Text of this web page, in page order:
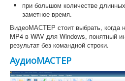
при большом количестве
заметное время.
ВидеоМАСТЕР стоит выбрать, когда
MP4 в WAV для Windows, понятный
результат без командной строки.
АудиоМАСТЕР